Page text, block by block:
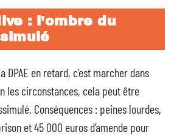
: l’ombre du
DPAE en retard, c’est marcher dans
les circonstances, cela peut être
Conséquences : peines lourdes,
et 45 000 euros d’amende pour